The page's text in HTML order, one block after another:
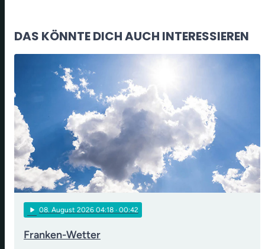
DAS KÖNNTE DICH AUCH INTERESSIEREN
play_arrow 08. August 2026 04:18 · 00:42
Franken-Wetter